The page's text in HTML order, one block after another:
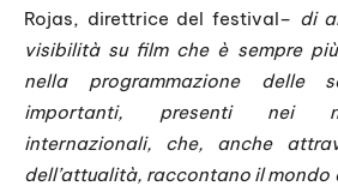
Rojas, direttrice del festival– di
visibilità su film che è sempre
nella programmazione delle
importanti, presenti nei
internazionali, che, anche
dell’attualità, raccontano il mondo